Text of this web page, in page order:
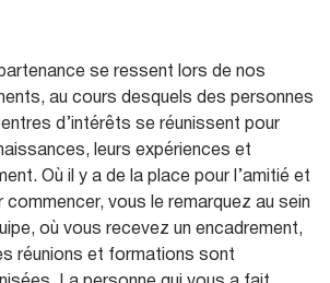
se ressent lors de nos
au cours desquels des personnes
d’intérêts se réunissent pour
leurs expériences et
Où il y a de la place pour l’amitié et
commencer, vous le remarquez au sein
où vous recevez un encadrement,
réunions et formations sont